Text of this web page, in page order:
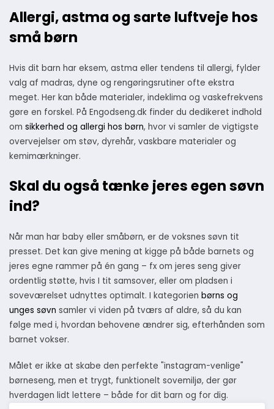
Allergi, astma og sarte luftveje hos
små børn
Hvis dit barn har eksem, astma eller tendens til allergi, fylder
valg af madras, dyne og rengøringsrutiner ofte ekstra
meget. Her kan både materialer, indeklima og vaskefrekvens
gøre en forskel. På Engodseng.dk finder du dedikeret indhold
om sikkerhed og allergi hos børn, hvor vi samler de vigtigste
overvejelser om støv, dyrehår, vaskbare materialer og
kemimærkninger.
Skal du også tænke jeres egen søvn
ind?
Når man har baby eller småbørn, er de voksnes søvn tit
presset. Det kan give mening at kigge på både barnets og
jeres egne rammer på én gang – fx om jeres seng giver
ordentlig støtte, hvis I tit samsov­er, eller om pladsen i
soveværelset udnyttes optimalt. I kategorien børns og
unges søvn samler vi viden på tværs af aldre, så du kan
følge med i, hvordan behovene ændrer sig, efterhånden som
barnet vokser.
Målet er ikke at skabe den perfekte "instagram-venlige"
børneseng, men et trygt, funktionelt sovemiljø, der gør
hverdagen lidt lettere – både for dit barn og for dig.